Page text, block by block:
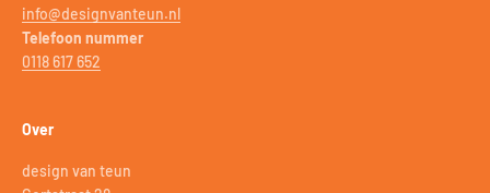
info@designvanteun.nl
Telefoon nummer
0118 617 652
Over
design van teun